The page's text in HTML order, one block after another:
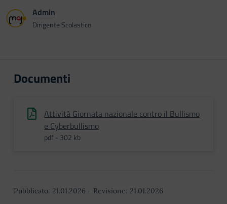
Admin
Dirigente Scolastico
Documenti
Attività Giornata nazionale contro il Bullismo
e Cyberbullismo
pdf - 302 kb
Pubblicato: 21.01.2026 - Revisione: 21.01.2026